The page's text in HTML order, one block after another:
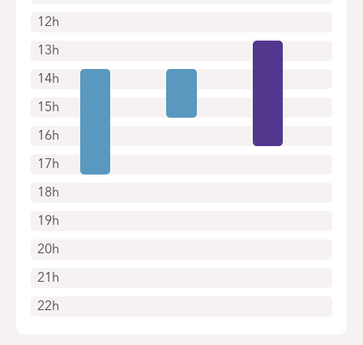
12h
13h
14h
15h
16h
17h
18h
19h
20h
21h
22h